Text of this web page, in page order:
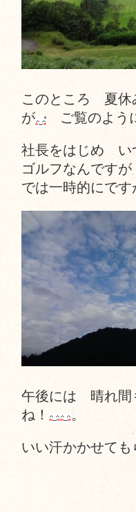
このところ 夏
が
ご覧のよう
社長をはじめ い
ゴルフなんです
では一時的にで
午後には 晴れ間
ね！
。
いい汗かかせて